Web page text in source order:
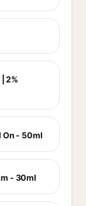
2%
On - 50ml
- 30ml